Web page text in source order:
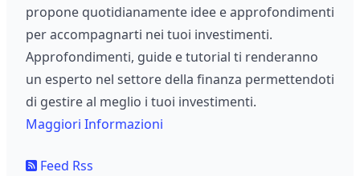
propone quotidianamente idee e approfondimenti
per accompagnarti nei tuoi investimenti.
Approfondimenti, guide e tutorial ti renderanno
un esperto nel settore della finanza permettendoti
di gestire al meglio i tuoi investimenti.
Maggiori Informazioni
Feed Rss